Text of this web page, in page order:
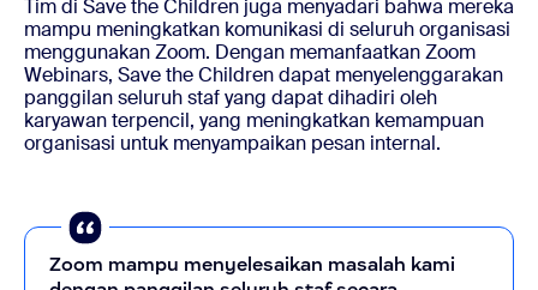
Tim di Save the Children juga menyadari bahwa mereka
mampu meningkatkan komunikasi di seluruh organisasi
menggunakan Zoom. Dengan memanfaatkan Zoom
Webinars, Save the Children dapat menyelenggarakan
panggilan seluruh staf yang dapat dihadiri oleh
karyawan terpencil, yang meningkatkan kemampuan
organisasi untuk menyampaikan pesan internal.
Zoom mampu menyelesaikan masalah kami